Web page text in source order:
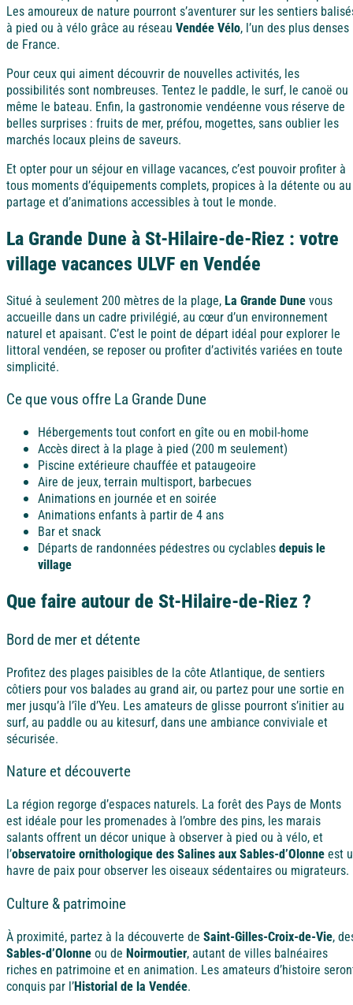
Les amoureux de nature pourront s’aventurer sur les sentiers
à pied ou à vélo grâce au réseau Vendée Vélo, l’un des plus denses
de France.
Pour ceux qui aiment découvrir de nouvelles activités, les
possibilités sont nombreuses. Tentez le paddle, le surf, le canoë ou
même le bateau. Enfin, la gastronomie vendéenne vous réserve de
belles surprises : fruits de mer, préfou, mogettes, sans oublier les
marchés locaux pleins de saveurs.
Et opter pour un séjour en village vacances, c’est pouvoir profiter à
tous moments d’équipements complets, propices à la détente ou au
partage et d’animations accessibles à tout le monde.
La Grande Dune à St-Hilaire-de-Riez : votre
village vacances ULVF en Vendée
Situé à seulement 200 mètres de la plage,La Grande Dunevous
accueille dans un cadre privilégié, au cœur d’un environnement
naturel et apaisant. C’est le point de départ idéal pour explorer le
littoral vendéen, se reposer ou profiter d’activités variées en toute
simplicité.
Ce que vous offre La Grande Dune
Hébergements tout confort en gîte ou en mobil-home
Accès direct à la plage à pied (200 m seulement)
Piscine extérieure chauffée et pataugeoire
Aire de jeux, terrain multisport, barbecues
Animations en journée et en soirée
Animations enfants à partir de 4 ans
Bar et snack
Départs de randonnées pédestres ou cyclablesdepuis le
village
Que faire autour de St-Hilaire-de-Riez ?
Bord de mer et détente
Profitez des plages paisibles de la côte Atlantique, de sentiers
côtiers pour vos balades au grand air, ou partez pour une sortie en
mer jusqu’à l’île d’Yeu. Les amateurs de glisse pourront s’initier au
surf, au paddle ou au kitesurf, dans une ambiance conviviale et
sécurisée.
Nature et découverte
La région regorge d’espaces naturels. La forêt des Pays de Monts
est idéale pour les promenades à l’ombre des pins, les marais
salants offrent un décor unique à observer à pied ou à vélo, et
l’observatoire ornithologique des Salines aux Sables-d’Olonneest
havre de paix pour observer les oiseaux sédentaires ou migrateurs.
Culture & patrimoine
À proximité, partez à la découverte de Saint-Gilles-Croix-de-Vie,
Sables-d’Olonneou de Noirmoutier, autant de villes balnéaires
riches en patrimoine et en animation. Les amateurs d’histoire
conquis par l’Historial de la Vendée.